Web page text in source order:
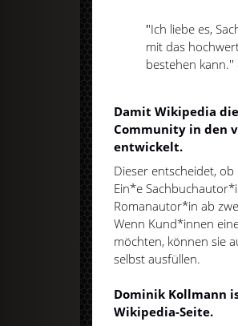
''Ich liebe es,
mit das
bestehen kann.''
Damit Wikipedia
Community in den
entwickelt.
Dieser entscheidet,
Ein*e
Romanautor*in ab
Wenn Kund*innen
möchten, können sie
selbst ausfüllen.
Dominik Kollmann
Wikipedia-Seite.